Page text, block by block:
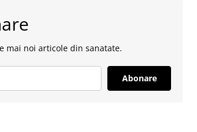
mai noi articole din sanatate.
Abonare